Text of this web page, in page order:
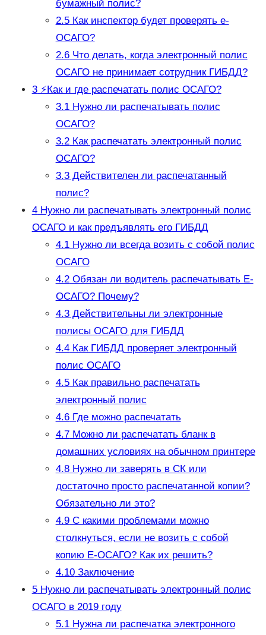
бумажный полис?
2.5Как инспектор будет проверять е-
ОСАГО?
2.6Что делать, когда электронный полис
ОСАГО не принимает сотрудник ГИБДД?
3⚡️Как и где распечатать полис ОСАГО?
3.1Нужно ли распечатывать полис
ОСАГО?
3.2Как распечатать электронный полис
ОСАГО?
3.3Действителен ли распечатанный
полис?
4Нужно ли распечатывать электронный полис
ОСАГО и как предъявлять его ГИБДД
4.1Нужно ли всегда возить с собой полис
ОСАГО
4.2Обязан ли водитель распечатывать Е-
ОСАГО? Почему?
4.3Действительны ли электронные
полисы ОСАГО для ГИБДД
4.4Как ГИБДД проверяет электронный
полис ОСАГО
4.5Как правильно распечатать
электронный полис
4.6Где можно распечатать
4.7Можно ли распечатать бланк в
домашних условиях на обычном принтере
4.8Нужно ли заверять в СК или
достаточно просто распечатанной копии?
Обязательно ли это?
4.9С какими проблемами можно
столкнуться, если не возить с собой
копию Е-ОСАГО? Как их решить?
4.10Заключение
5Нужно ли распечатывать электронный полис
ОСАГО в 2019 году
5.1Нужна ли распечатка электронного